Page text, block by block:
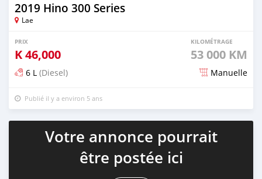
2019 Hino 300 Series
Lae
PRIX
K46,000
KILOMÉTRAGE
53 000 KM
6 L (Diesel) Manuelle
Publié il y a environ 5 ans
Votre annonce pourrait
être postée ici